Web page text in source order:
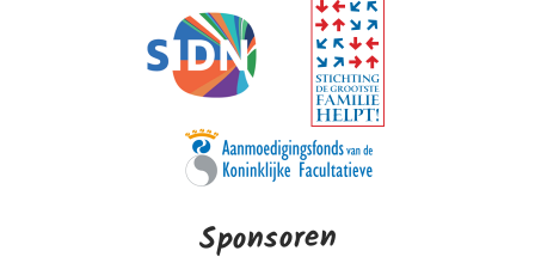
Sponsoren